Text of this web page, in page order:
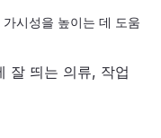
시성을 높이는 데 도움
잘 띄는 의류, 작업